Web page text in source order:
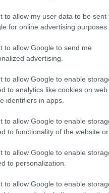
to allow my user data to be sent
for online advertising purposes.
to allow Google to send me
advertising.
to allow Google to enable
to analytics like cookies on
identifiers in apps.
to allow Google to enable
to functionality of the website or
to allow Google to enable
to personalization.
to allow Google to enable
őszintén,
a sorozatokkal
volt a tapasztalatom,
túlságosan
– félve a radikálisan
– egyoldalúan
bemutatni.
mert
Izraelben
filmek is a